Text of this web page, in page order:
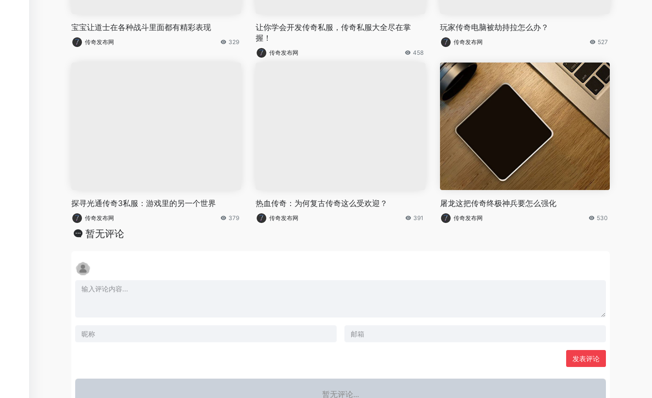
宝宝让道士在各种战斗里面都有精彩表现
传奇发布网 329
让你学会开发传奇私服，传奇私服大全尽在掌
握！
传奇发布网 458
玩家传奇电脑被劫持拉怎么办？
传奇发布网 527
探寻光通传奇3私服：游戏里的另一个世界
传奇发布网 379
热血传奇：为何复古传奇这么受欢迎？
传奇发布网 391
屠龙这把传奇终极神兵要怎么强化
传奇发布网 530
暂无评论
发表评论
暂无评论...